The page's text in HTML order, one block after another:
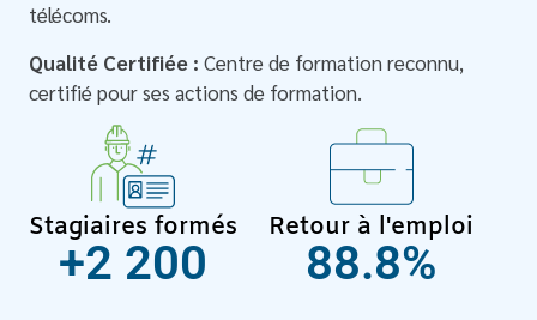
télécoms.
Qualité Certifiée : Centre de formation reconnu,
certifié pour ses actions de formation.
Stagiaires formés
+2 200
Retour à l'emploi
88.8%